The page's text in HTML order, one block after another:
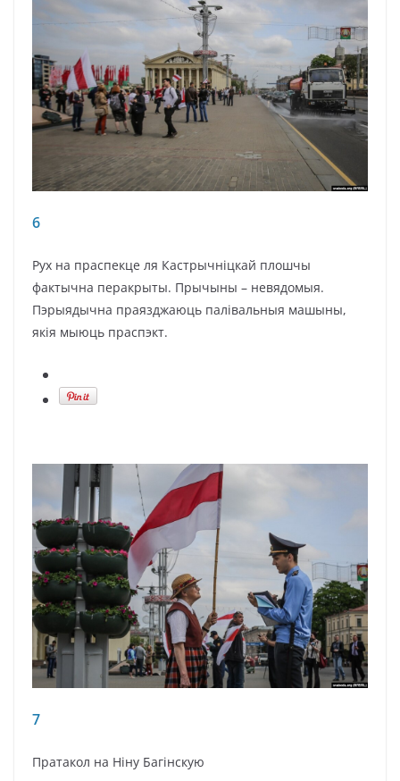
6
Рух на праспекце ля Кастрычніцкай плошчы
фактычна перакрыты. Прычыны – невядомыя.
Пэрыядычна праязджаюць палівальныя машыны,
якія мыюць праспэкт.
7
Пратакол на Ніну Багінскую